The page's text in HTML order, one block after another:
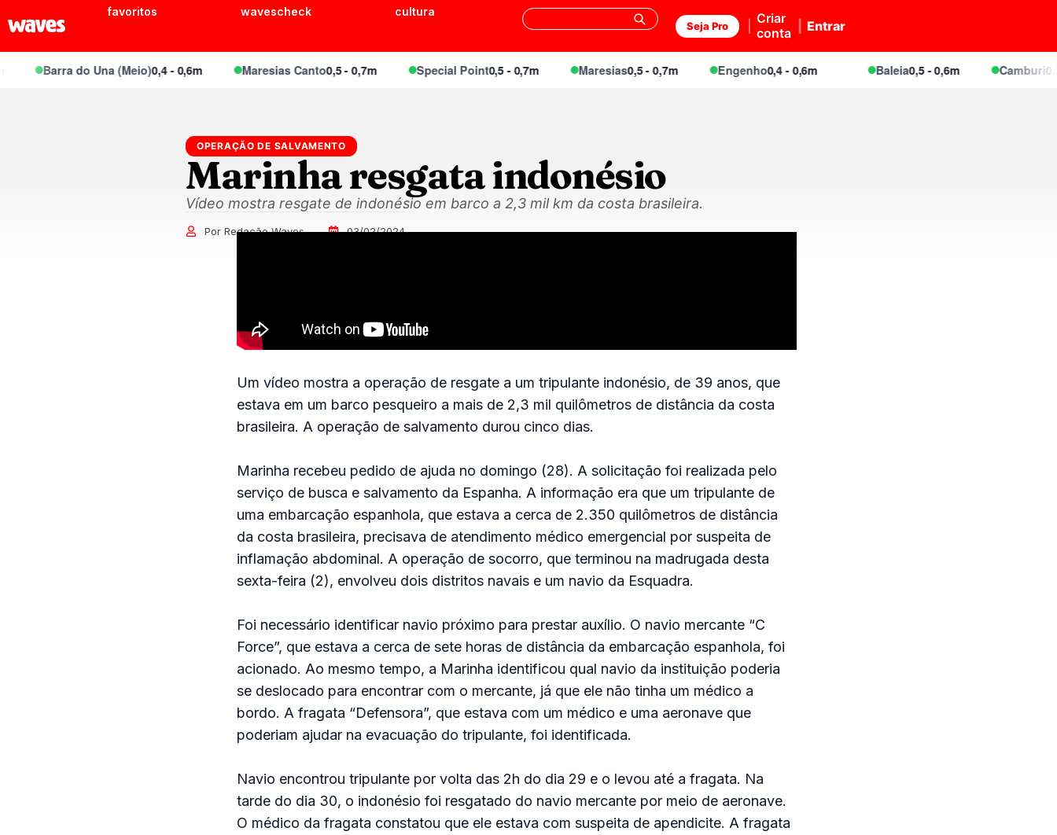
favoritos wavescheck cultura
Seja Pro
Criar
conta
Entrar
Barra do Una (Meio)0,4 - 0,6m Maresias Canto0,5 - 0,7m Special Point0,5 - 0,7m Maresias0,5 - 0,7m Engenho0,4 - 0,6m Baleia0,5 - 0,6m Camburi0,5 -
OPERAÇÃO DE SALVAMENTO
Marinha resgata indonésio
Vídeo mostra resgate de indonésio em barco a 2,3 mil km da costa brasileira.
Por Redação Waves 03/02/2024
Um vídeo mostra a operação de resgate a um tripulante indonésio, de 39 anos, que
estava em um barco pesqueiro a mais de 2,3 mil quilômetros de distância da costa
brasileira. A operação de salvamento durou cinco dias.
Marinha recebeu pedido de ajuda no domingo (28). A solicitação foi realizada pelo
serviço de busca e salvamento da Espanha. A informação era que um tripulante de
uma embarcação espanhola, que estava a cerca de 2.350 quilômetros de distância
da costa brasileira, precisava de atendimento médico emergencial por suspeita de
inflamação abdominal. A operação de socorro, que terminou na madrugada desta
sexta-feira (2), envolveu dois distritos navais e um navio da Esquadra.
Foi necessário identificar navio próximo para prestar auxílio. O navio mercante “C
Force”, que estava a cerca de sete horas de distância da embarcação espanhola, foi
acionado. Ao mesmo tempo, a Marinha identificou qual navio da instituição poderia
se deslocado para encontrar com o mercante, já que ele não tinha um médico a
bordo. A fragata “Defensora”, que estava com um médico e uma aeronave que
poderiam ajudar na evacuação do tripulante, foi identificada.
Navio encontrou tripulante por volta das 2h do dia 29 e o levou até a fragata. Na
tarde do dia 30, o indonésio foi resgatado do navio mercante por meio de aeronave.
O médico da fragata constatou que ele estava com suspeita de apendicite. A fragata